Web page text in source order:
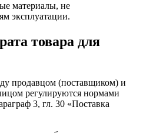
материалы, не
эксплуатации.
товара для
продавцом (поставщиком) и
регулируются нормами
3, гл. 30 «Поставка